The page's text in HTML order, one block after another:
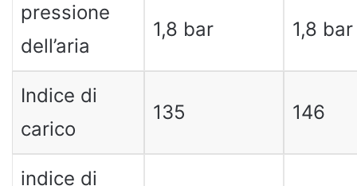
pressione
dell’aria
1,8 bar 1,8 bar
Indice di
carico
135 146
indice di